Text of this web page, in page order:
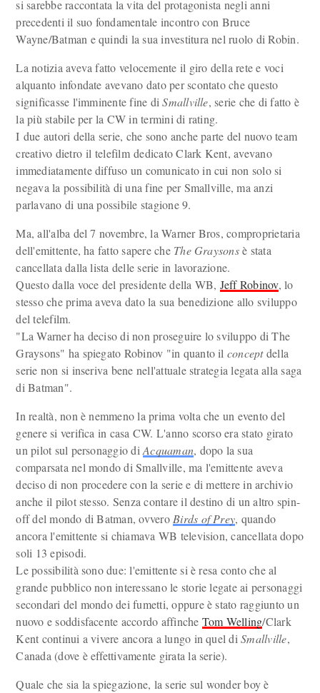
si sarebbe raccontata la vita del protagonista negli anni
precedenti il suo fondamentale incontro con Bruce
Wayne/Batman e quindi la sua investitura nel ruolo di Robin.
La notizia aveva fatto velocemente il giro della rete e voci
alquanto infondate avevano dato per scontato che questo
significasse l'imminente fine diSmallville, serie che di fatto è
la più stabile per la CW in termini di rating.
I due autori della serie, che sono anche parte del nuovo team
creativo dietro il telefilm dedicato Clark Kent, avevano
immediatamente diffuso un comunicato in cui non solo si
negava la possibilità di una fine per Smallville, ma anzi
parlavano di una possibile stagione 9.
Ma, all'alba del 7 novembre, la Warner Bros, comproprietaria
dell'emittente, ha fatto sapere che The Graysonsè stata
cancellata dalla lista delle serie in lavorazione.
Questo dalla voce del presidente della WB, Jeff Robinov, lo
stesso che prima aveva dato la sua benedizione allo sviluppo
del telefilm.
"La Warner ha deciso di non proseguire lo sviluppo di The
Graysons" ha spiegato Robinov "in quanto il conceptdella
serie non si inseriva bene nell'attuale strategia legata alla saga
di Batman".
In realtà, non è nemmeno la prima volta che un evento del
genere si verifica in casa CW. L'anno scorso era stato girato
un pilot sul personaggio diAcquaman, dopo la sua
comparsata nel mondo di Smallville, ma l'emittente aveva
deciso di non procedere con la serie e di mettere in archivio
anche il pilot stesso. Senza contare il destino di un altro spin-
off del mondo di Batman, ovvero Birds of Prey, quando
ancora l'emittente si chiamava WB television, cancellata dopo
soli 13 episodi.
Le possibilità sono due: l'emittente si è resa conto che al
grande pubblico non interessano le storie legate ai personaggi
secondari del mondo dei fumetti, oppure è stato raggiunto un
nuovo e soddisfacente accordo affinche Tom Welling/Clark
Kent continui a vivere ancora a lungo in quel diSmallville,
Canada (dove è effettivamente girata la serie).
Quale che sia la spiegazione, la serie sul wonder boy è